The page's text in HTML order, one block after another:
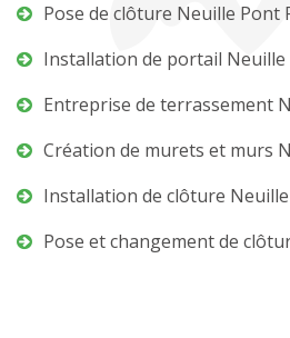
Pose de clôture Neuille Pont
Installation de portail Neuille
Entreprise de terrassement
Création de murets et murs
Installation de clôture
Pose et changement de